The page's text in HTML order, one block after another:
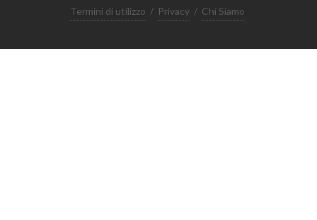
Termini di utilizzo / Privacy / Chi Siamo